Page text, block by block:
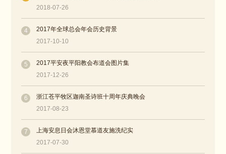
2018-07-26
4
2017年全球总会年会历史背景
2017-10-10
5
2017平安夜平阳教会布道会图片集
2017-12-26
6
浙江苍平牧区迦南圣诗班十周年庆典晚会
2017-08-23
7
上海安息日会沐恩堂慕道友施洗纪实
2017-07-30